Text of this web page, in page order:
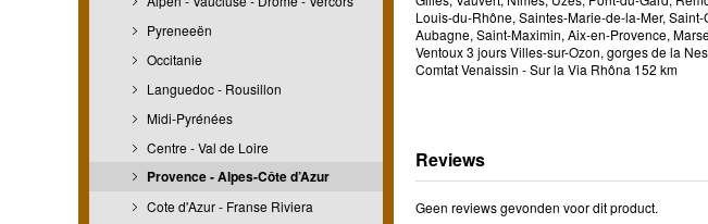
Pyreneeën
Occitanie
Languedoc - Rousillon
Midi-Pyrénées
Centre - Val de Loire
Provence - Alpes-Côte d’Azur
Cote d'Azur - Franse Riviera
Louis-du-Rhône, Saintes-Marie-de-la-Mer,
Aubagne, Saint-Maximin, Aix-en-Provence,
Ventoux 3 jours Villes-sur-Ozon, gorges de la
Comtat Venaissin - Sur la Via Rhôna 152 km
Reviews
Geen reviews gevonden voor dit product.